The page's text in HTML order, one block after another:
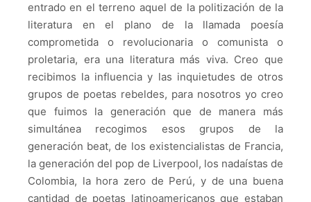
entrado en el terreno aquel de la politización de la
literatura en el plano de la llamada poesía
comprometida o revolucionaria o comunista o
proletaria, era una literatura más viva. Creo que
recibimos la influencia y las inquietudes de otros
grupos de poetas rebeldes, para nosotros yo creo
que fuimos la generación que de manera más
simultánea recogimos esos grupos de la
generación beat, de los existencialistas de Francia,
la generación del pop de Liverpool, los nadaístas de
Colombia, la hora zero de Perú, y de una buena
cantidad de poetas latinoamericanos que estaban